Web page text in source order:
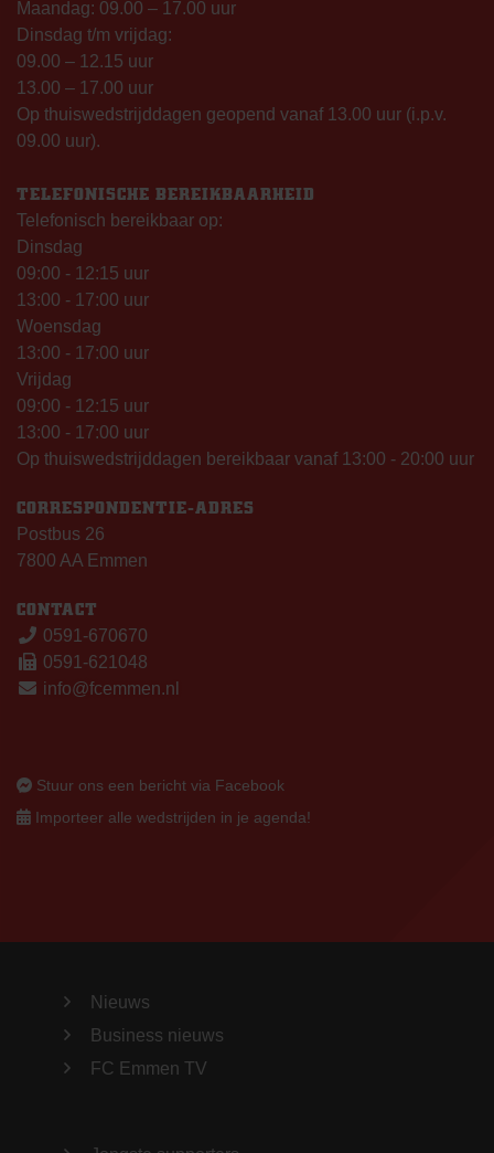
Maandag: 09.00 – 17.00 uur
Dinsdag t/m vrijdag:
09.00 – 12.15 uur
13.00 – 17.00 uur
Op thuiswedstrijddagen geopend vanaf 13.00 uur (i.p.v.
09.00 uur).
TELEFONISCHE BEREIKBAARHEID
Telefonisch bereikbaar op:
Dinsdag
09:00 - 12:15 uur
13:00 - 17:00 uur
Woensdag
13:00 - 17:00 uur
Vrijdag
09:00 - 12:15 uur
13:00 - 17:00 uur
Op thuiswedstrijddagen bereikbaar vanaf 13:00 - 20:00 uur
CORRESPONDENTIE-ADRES
Postbus 26
7800 AA Emmen
CONTACT
0591-670670
0591-621048
info@fcemmen.nl
Stuur ons een bericht via Facebook
Importeer alle wedstrijden in je agenda!
Nieuws
Business nieuws
FC Emmen TV